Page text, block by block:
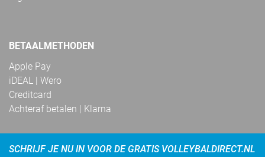
BETAALMETHODEN
Apple Pay
iDEAL | Wero
Creditcard
Achteraf betalen | Klarna
SCHRIJF JE NU IN VOOR DE GRATIS VOLLEYBALDIRECT.NL